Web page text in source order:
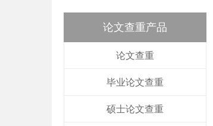
论文查重产品
论文查重
毕业论文查重
硕士论文查重